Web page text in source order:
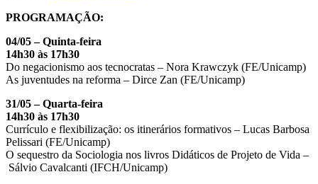
PROGRAMAÇÃO:
04/05 – Quinta-feira
14h30 às 17h30
Do negacionismo aos tecnocratas – Nora Krawczyk (FE/Unicamp)
As juventudes na reforma – Dirce Zan (FE/Unicamp)
31/05 – Quarta-feira
14h30 às 17h30
Currículo e flexibilização: os itinerários formativos – Lucas Barbosa
Pelissari (FE/Unicamp)
O sequestro da Sociologia nos livros Didáticos de Projeto de Vida –
Sálvio Cavalcanti (IFCH/Unicamp)